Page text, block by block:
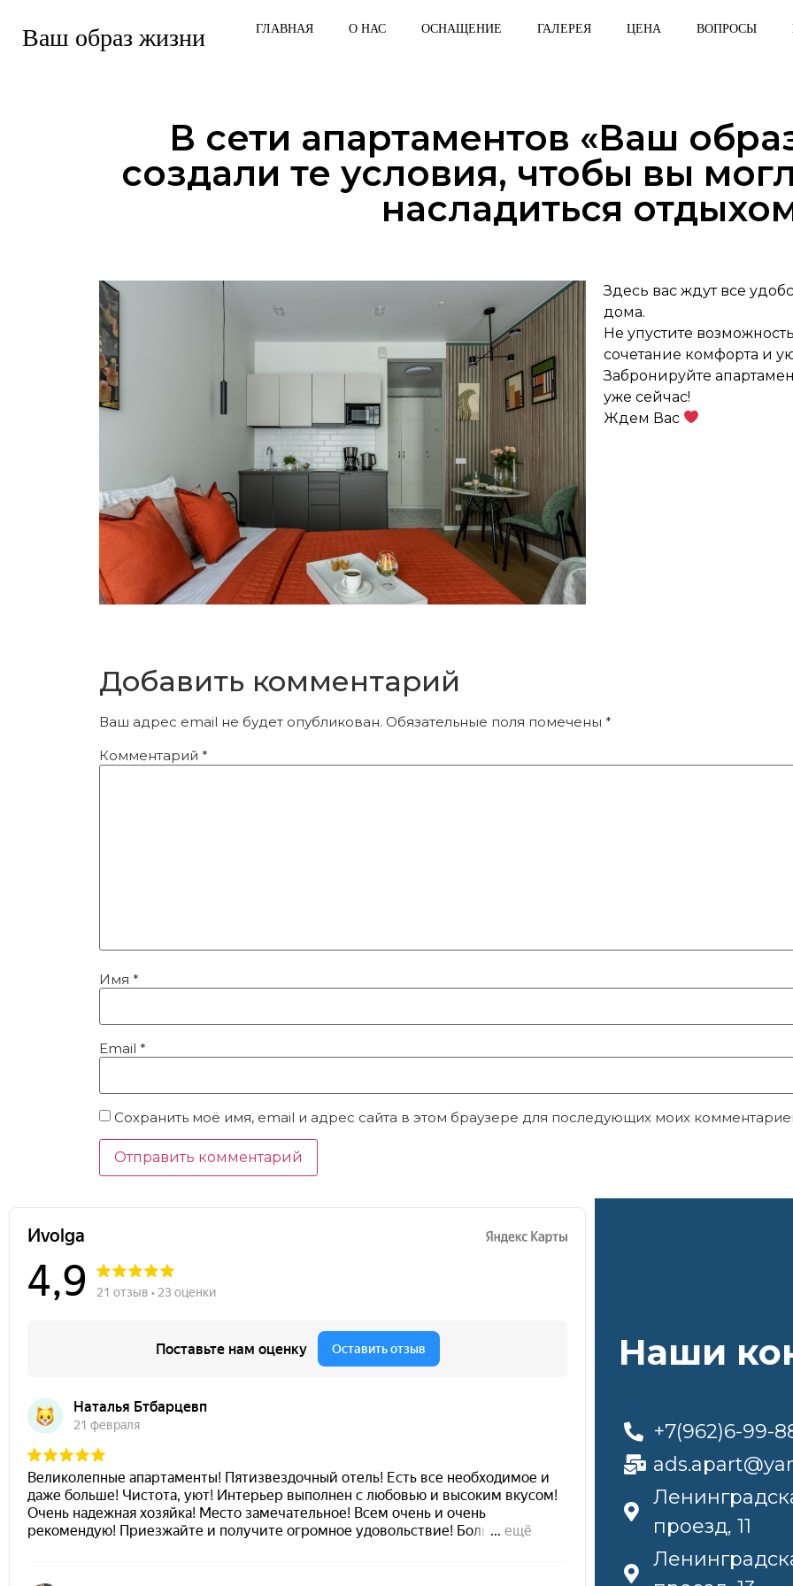
Ваш образ жизни ГЛАВНАЯ О НАС ОСНАЩЕНИЕ ГАЛЕРЕЯ ЦЕНА ВОПРОСЫ
В сети апартаментов «Ваш
создали те условия, чтобы вы
насладиться
Здесь вас ждут все
дома.
Не упустите
сочетание комфорта и
Забронируйте
уже сейчас!
Ждем Вас
Добавить комментарий
Ваш адрес email не будет опубликован. Обязательные поля помечены *
Комментарий *
Имя *
Email *
Сохранить моё имя, email и адрес сайта в этом браузере для последующих моих
Наши
+7(962)6-99-
проезд, 11